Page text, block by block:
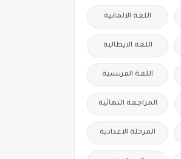
اللغة الالمانية
اللغة الايطالية
اللغة الفرنسية
المراجعة النهائية
المرحلة الاعدادية